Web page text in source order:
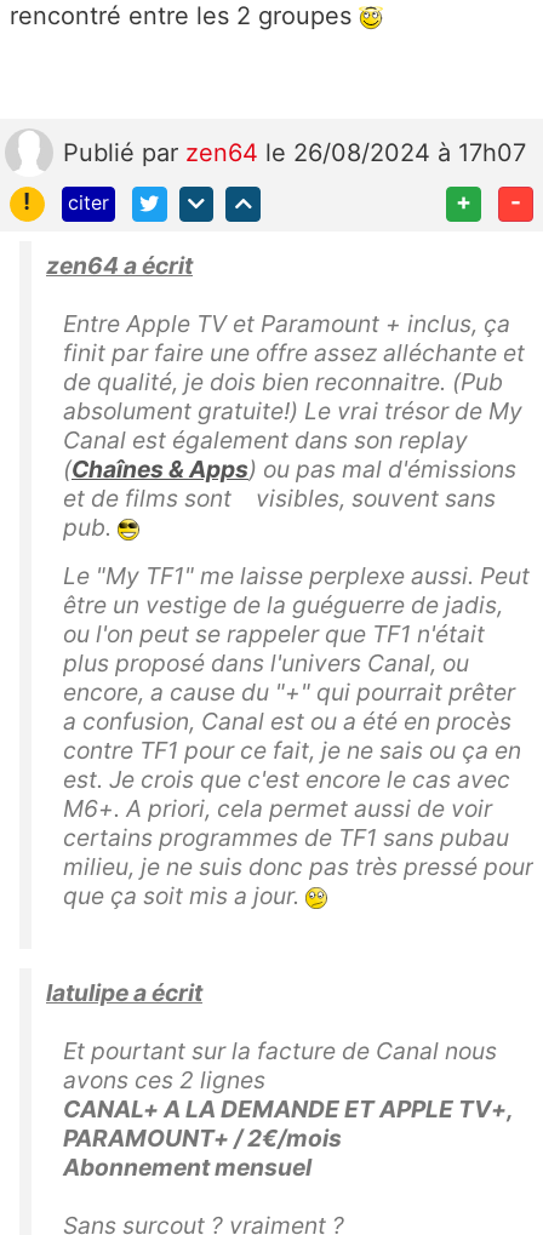
rencontré entre les 2 groupes
Publié par zen64 le 26/08/2024 à 17h07
!
citer + -
zen64 a écrit
Entre Apple TV et Paramount + inclus, ça
finit par faire une offre assez alléchante et
de qualité, je dois bien reconnaitre. (Pub
absolument gratuite!) Le vrai trésor de My
Canal est également dans son replay
(Chaînes & Apps) ou pas mal d'émissions
et de films sont visibles, souvent sans
pub.
Le "My TF1" me laisse perplexe aussi. Peut
être un vestige de la guéguerre de jadis,
ou l'on peut se rappeler que TF1 n'était
plus proposé dans l'univers Canal, ou
encore, a cause du "+" qui pourrait prêter
a confusion, Canal est ou a été en procès
contre TF1 pour ce fait, je ne sais ou ça en
est. Je crois que c'est encore le cas avec
M6+. A priori, cela permet aussi de voir
certains programmes de TF1 sans pubau
milieu, je ne suis donc pas très pressé pour
que ça soit mis a jour.
latulipe a écrit
Et pourtant sur la facture de Canal nous
avons ces 2 lignes
CANAL+ A LA DEMANDE ET APPLE TV+,
PARAMOUNT+ / 2€/mois
Abonnement mensuel
Sans surcout ? vraiment ?